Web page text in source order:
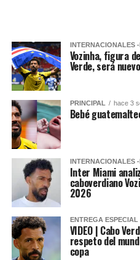
INTERNACIONALES
Vozinha, figura
Verde, será
PRINCIPAL hace 3
Bebé
INTERNACIONALES
Inter Miami
caboverdiano
2026
ENTREGA ESPECIAL
VIDEO | Cabo
respeto del
copa